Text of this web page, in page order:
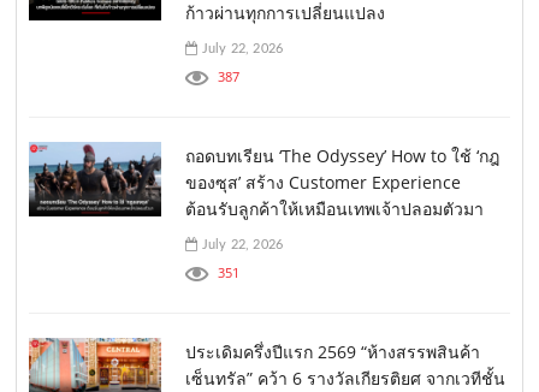
ก้าวผ่านทุกการเปลี่ยนแปลง
July 22, 2026
387
ถอดบทเรียน ‘The Odyssey’ How to ใช้ ‘กฎ
ของซุส’ สร้าง Customer Experience
ต้อนรับลูกค้าให้เหมือนเทพเจ้าปลอมตัวมา
July 22, 2026
351
ประเดิมครึ่งปีแรก 2569 “ห้างสรรพสินค้า
เซ็นทรัล” คว้า 6 รางวัลเกียรติยศ จากเวทีชั้น